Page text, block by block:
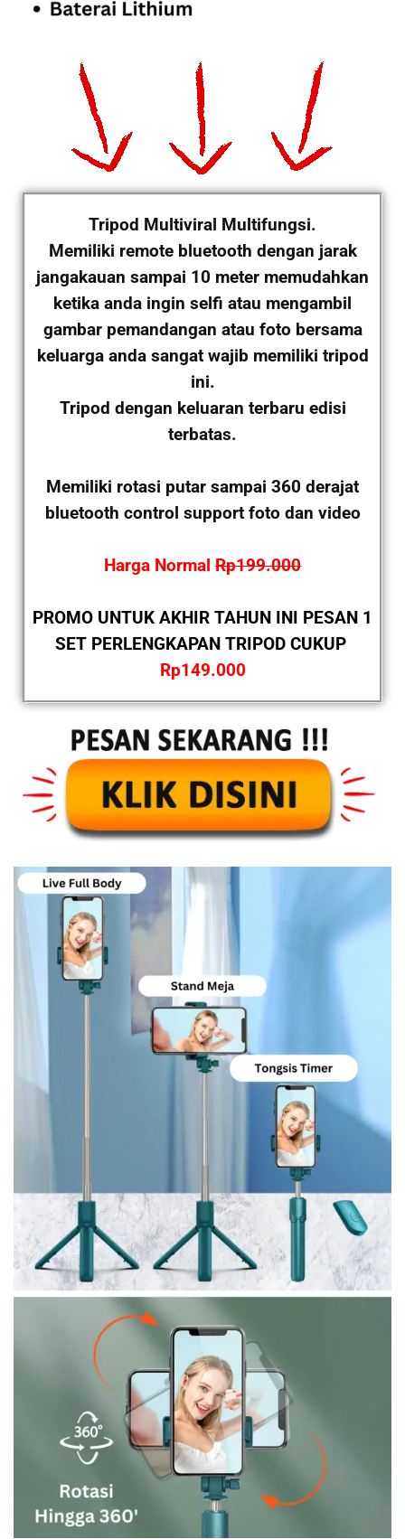
Tripod Multiviral Multifungsi.
Memiliki remote bluetooth dengan jarak
jangakauan sampai 10 meter memudahkan
ketika anda ingin selfi atau mengambil
gambar pemandangan atau foto bersama
keluarga anda sangat wajib memiliki tripod
ini.
Tripod dengan keluaran terbaru edisi
terbatas.
Memiliki rotasi putar sampai 360 derajat
bluetooth control support foto dan video
Harga Normal Rp199.000
PROMO UNTUK AKHIR TAHUN INI PESAN 1
SET PERLENGKAPAN TRIPOD CUKUP
Rp149.000